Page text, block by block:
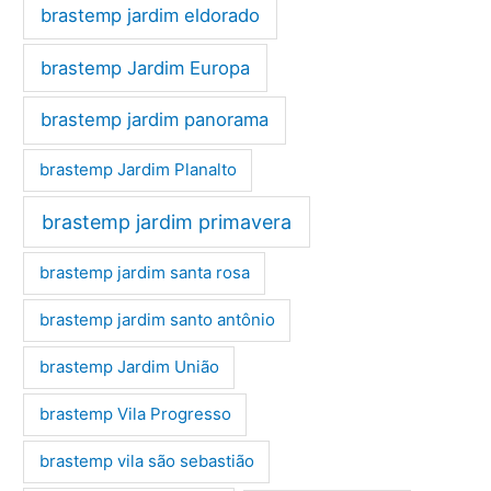
brastemp jardim eldorado
brastemp Jardim Europa
brastemp jardim panorama
brastemp Jardim Planalto
brastemp jardim primavera
brastemp jardim santa rosa
brastemp jardim santo antônio
brastemp Jardim União
brastemp Vila Progresso
brastemp vila são sebastião